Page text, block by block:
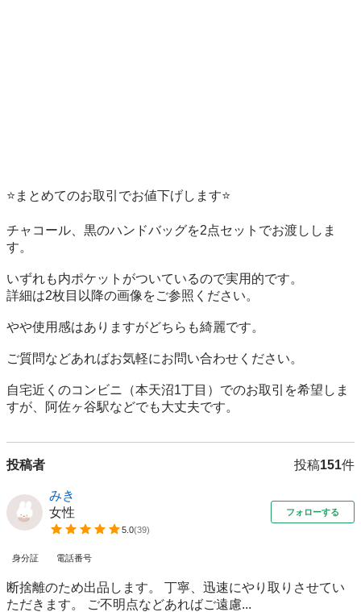
⭐️まとめてのお取引でお値下げします⭐️
チャコール、黒のハンドバッグを2点セットでお渡ししま
す。
いずれも内ポケットがついているので実用的です。
詳細は2枚目以降の画像をご参照ください。
やや使用感はありますがどちらも綺麗です。
ご質問などあればお気軽にお問い合わせください。
自宅近くのコンビニ（本天沼1丁目）でのお取引を希望しま
すが、阿佐ヶ谷駅などでも大丈夫です。
投稿者 投稿151件
みき
女性
5.0(39)
フォローする
身分証 電話番号
断捨離のため出品します。 丁寧、迅速にやり取りさせてい
ただきます。 ご不明点などあればご遠慮...